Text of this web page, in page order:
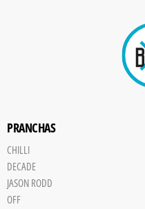
PRANCHAS
CHILLI
DECADE
JASON RODD
OFF